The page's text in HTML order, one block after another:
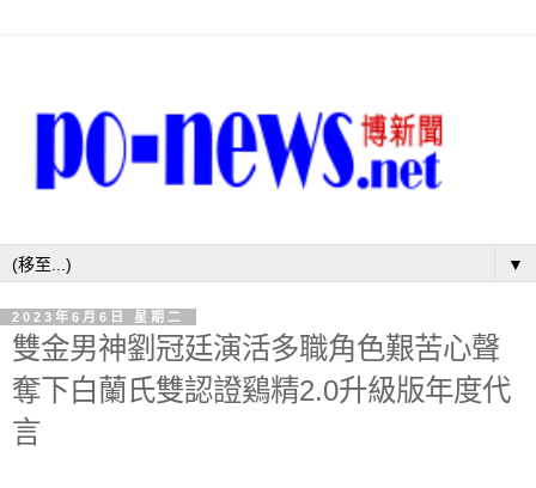
▼
2023年6月6日 星期二
雙金男神劉冠廷演活多職角色艱苦心聲
奪下白蘭氏雙認證鷄精2.0升級版年度代
言